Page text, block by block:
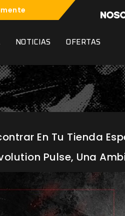
NOTICIAS OFERTAS
En Tu Tienda
Pulse, Una